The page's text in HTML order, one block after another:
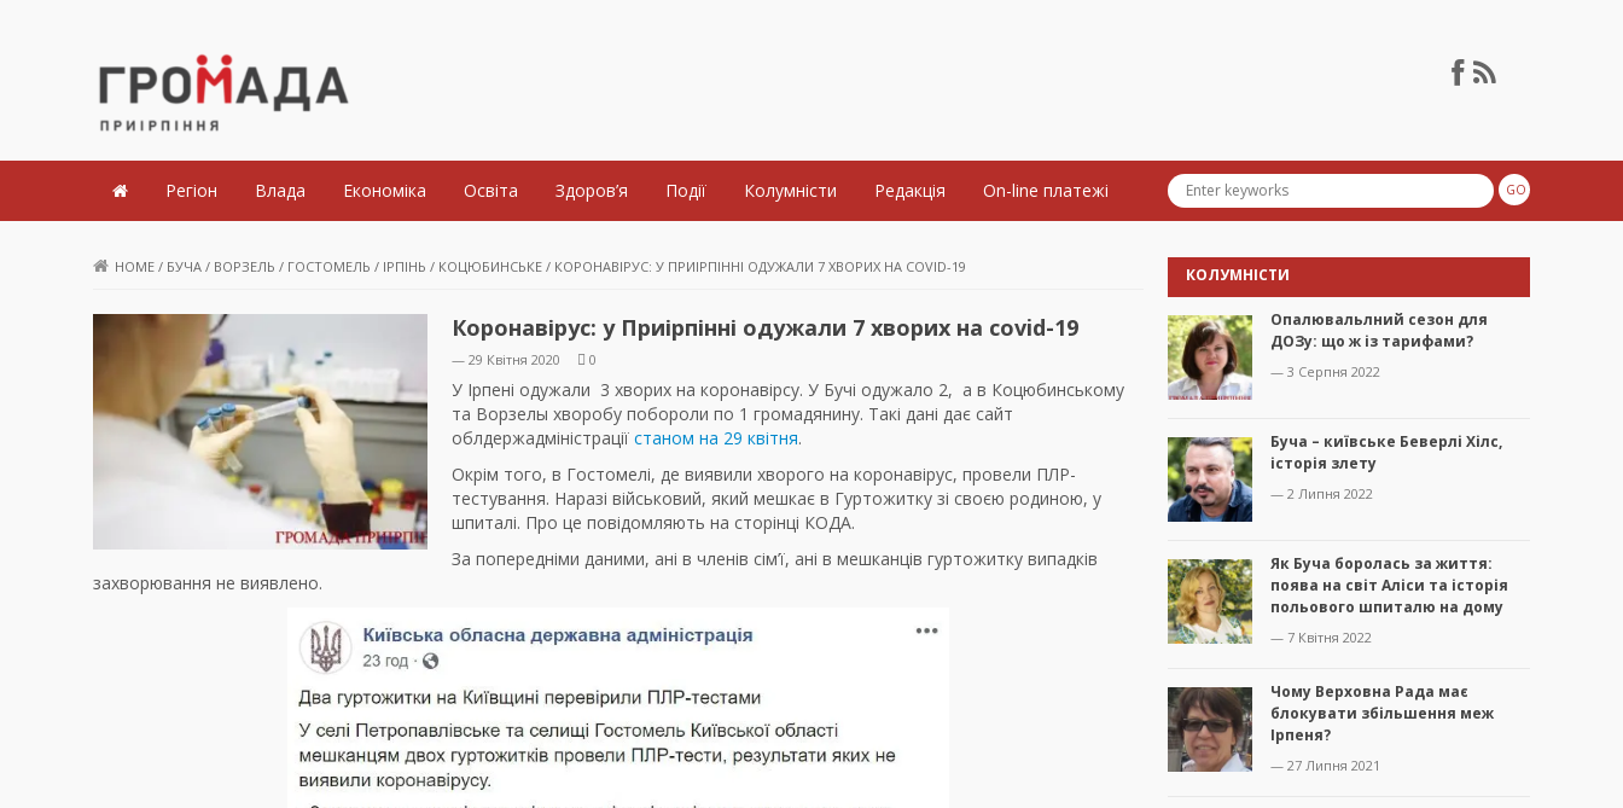
Громада Приірпіння
Регіон Влада Економіка Освіта Здоров’я Події Колумністи Редакція On-line платежі
HOME / БУЧА / ВОРЗЕЛЬ / ГОСТОМЕЛЬ / ІРПІНЬ / КОЦЮБИНСЬКЕ / КОРОНАВІРУС: У ПРИІРПІННІ ОДУЖАЛИ 7 ХВОРИХ НА COVID-19
Коронавірус: у Приірпінні одужали 7 хворих на covid-19
— 29 Квітня 2020 0
У Ірпені одужали 3 хворих на коронавірсу. У Бучі одужало 2, а в Коцюбинському
та Ворзелы хворобу побороли по 1 громадянину. Такі дані дає сайт
облдержадміністрації станом на 29 квітня.
Окрім того, в Гостомелі, де виявили хворого на коронавірус, провели ПЛР-
тестування. Наразі військовий, який мешкає в Гуртожитку зі своєю родиною, у
шпиталі. Про це повідомляють на сторінці КОДА.
За попередніми даними, ані в членів сім’ї, ані в мешканців гуртожитку випадків
захворювання не виявлено.
КОЛУМНІСТИ
Опалювальлний сезон для
ДОЗу: що ж із тарифами?
— 3 Серпня 2022
Буча – київське Беверлі Хілс,
історія злету
— 2 Липня 2022
Як Буча боролась за життя:
поява на світ Аліси та історія
польового шпиталю на дому
— 7 Квітня 2022
Чому Верховна Рада має
блокувати збільшення меж
Ірпеня?
— 27 Липня 2021